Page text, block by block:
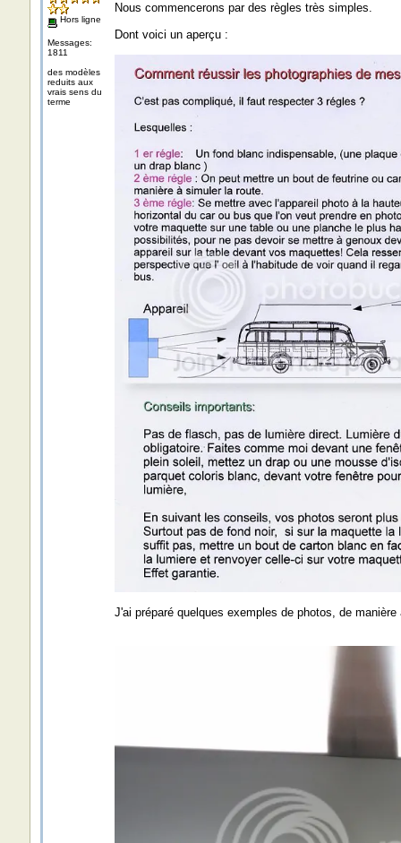
Hors ligne
Messages:
1811
des modèles
reduits aux
vrais sens du
terme
Nous commencerons par des règles très simples.
Dont voici un aperçu :
J'ai préparé quelques exemples de photos, de